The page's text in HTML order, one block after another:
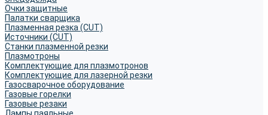
Очки защитные
Палатки сварщика
Плазменная резка (CUT)
Источники (CUT)
Станки плазменной резки
Плазмотроны
Комплектующие для плазмотронов
Комплектующие для лазерной резки
Газосварочное оборудование
Газовые горелки
Газовые резаки